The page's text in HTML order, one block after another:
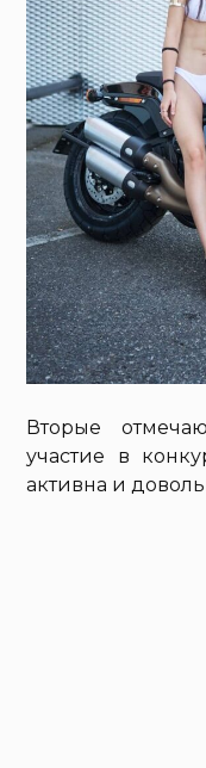
Вторые
участие в
активна и